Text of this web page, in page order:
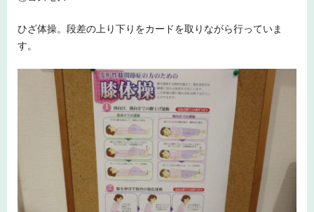
ひざ体操。段差の上り下りをカードを取りながら行っていま
す。